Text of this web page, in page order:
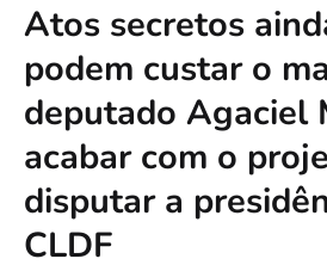
Atos secretos
podem custar o
deputado Agaciel
acabar com o
disputar a
CLDF